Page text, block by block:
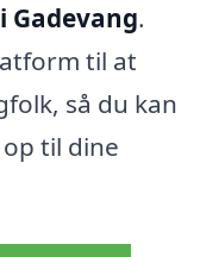
.
til at
så du kan
til dine